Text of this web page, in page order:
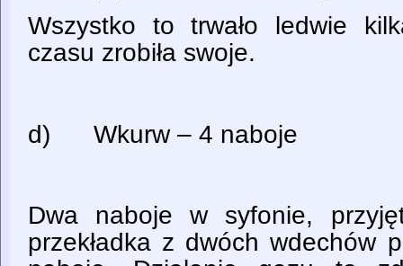
Wszystko to trwało ledwie
czasu zrobiła swoje.
d) Wkurw – 4 naboje
Dwa naboje w syfonie,
przekładka z dwóch wdechów